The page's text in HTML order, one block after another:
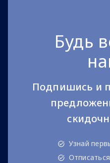
Будь
Подпишись и
Узнай